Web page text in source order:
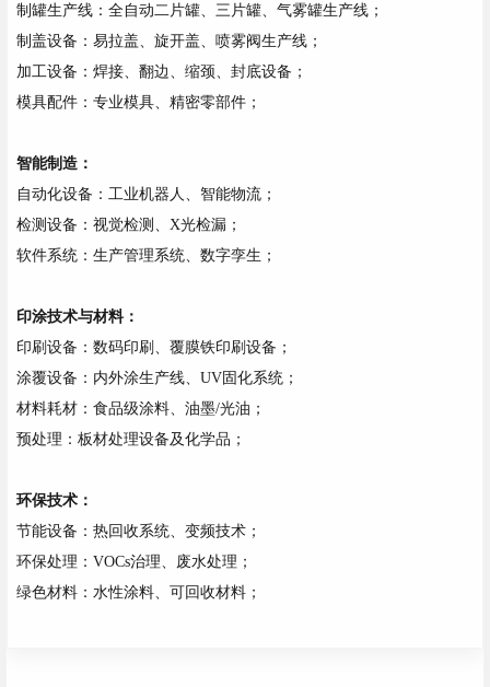
制罐生产线：全自动二片罐、三片罐、气雾罐生产线；
制盖设备：易拉盖、旋开盖、喷雾阀生产线；
加工设备：焊接、翻边、缩颈、封底设备；
模具配件：专业模具、精密零部件；
智能制造：
自动化设备：工业机器人、智能物流；
检测设备：视觉检测、X光检漏；
软件系统：生产管理系统、数字孪生；
印涂技术与材料：
印刷设备：数码印刷、覆膜铁印刷设备；
涂覆设备：内外涂生产线、UV固化系统；
材料耗材：食品级涂料、油墨/光油；
预处理：板材处理设备及化学品；
环保技术：
节能设备：热回收系统、变频技术；
环保处理：VOCs治理、废水处理；
绿色材料：水性涂料、可回收材料；